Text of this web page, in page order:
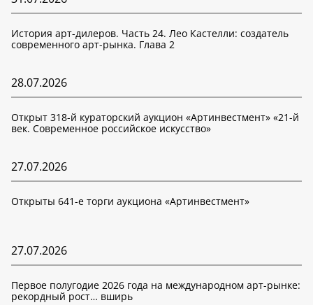
История арт-дилеров. Часть 24. Лео Кастелли: создатель
современного арт-рынка. Глава 2
28.07.2026
Открыт 318-й кураторский аукцион «Артинвестмент» «21-й
век. Современное российское искусство»
27.07.2026
Открыты 641-е торги аукциона «Артинвестмент»
27.07.2026
Первое полугодие 2026 года на международном арт-рынке:
рекордный рост… вширь